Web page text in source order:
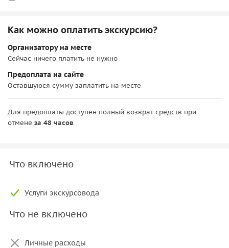
Как можно оплатить экскурсию?
Организатору на месте
Сейчас ничего платить не нужно
Предоплата на сайте
Оставшуюся сумму заплатить на месте
Для предоплаты доступен полный возврат средств при
отмене за 48 часов
Что включено
Услуги экскурсовода
Что не включено
Личные расходы